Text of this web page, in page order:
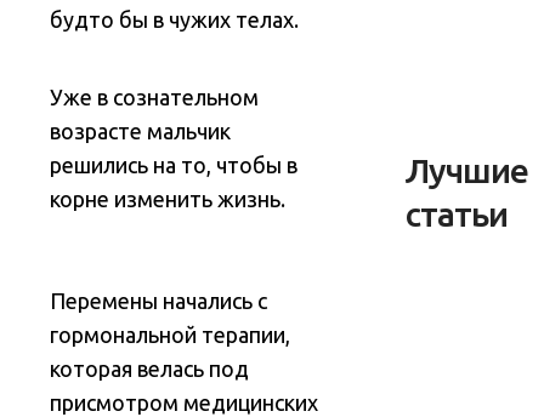
будто бы в чужих телах.
Уже в сознательном
возрасте мальчик
решились на то, чтобы в
корне изменить жизнь.
Перемены начались с
гормональной терапии,
которая велась под
присмотром медицинских
Лучшие
статьи